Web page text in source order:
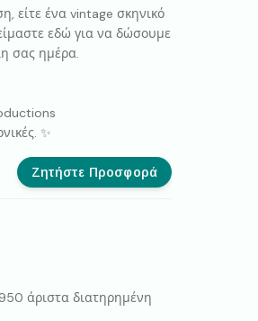
είτε ένα vintage σκηνικό
εδώ για να δώσουμε
σας ημέρα.
✨
Ζητήστε Προσφορά
άριστα διατηρημένη